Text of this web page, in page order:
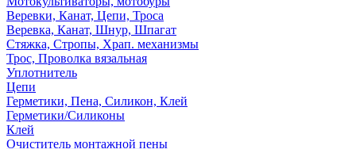
Веревки, Канат, Цепи, Троса
Веревка, Канат, Шнур, Шпагат
Стяжка, Стропы, Храп. механизмы
Трос, Проволка вязальная
Уплотнитель
Цепи
Герметики, Пена, Силикон, Клей
Герметики/Силиконы
Клей
Очиститель монтажной пены